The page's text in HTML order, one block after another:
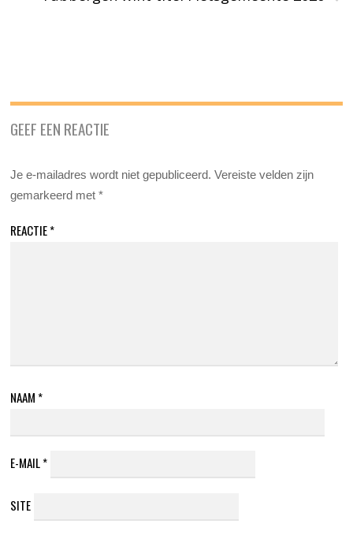
GEEF EEN REACTIE
Je e-mailadres wordt niet gepubliceerd. Vereiste velden zijn
gemarkeerd met*
REACTIE*
NAAM *
E-MAIL*
SITE